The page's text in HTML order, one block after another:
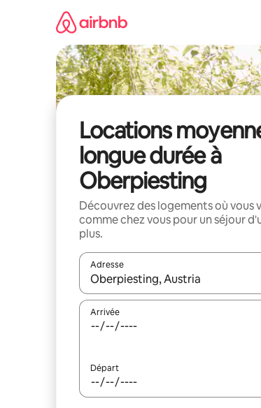
Locations
longue durée à
Oberpiesting
Découvrez des logements où vous
comme chez vous pour un séjour
plus.
Adresse
Lorsque les résultats s'affichent,
Arrivée
Départ